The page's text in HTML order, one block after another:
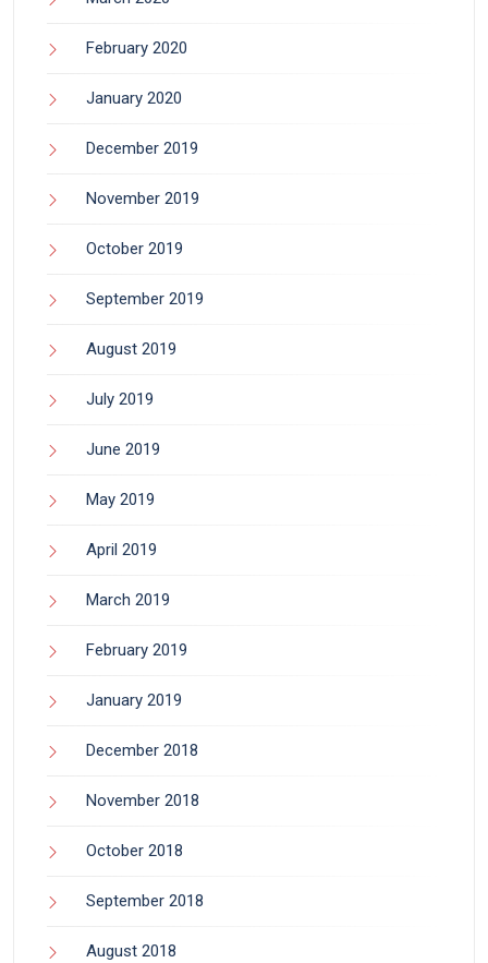
February 2020
January 2020
December 2019
November 2019
October 2019
September 2019
August 2019
July 2019
June 2019
May 2019
April 2019
March 2019
February 2019
January 2019
December 2018
November 2018
October 2018
September 2018
August 2018